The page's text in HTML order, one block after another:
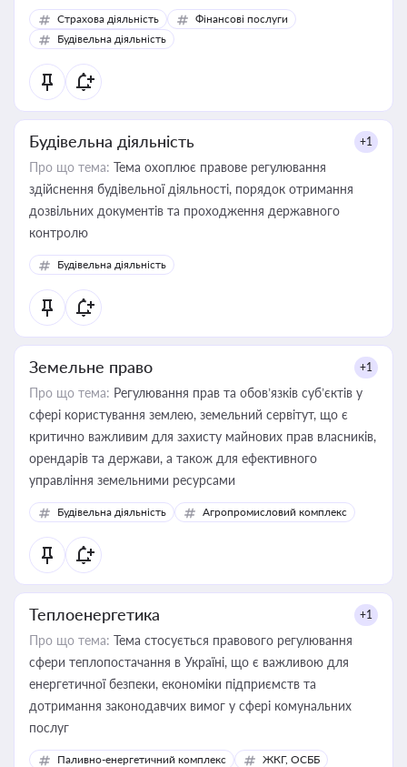
корисне для власника бізнесу, керівника, юриста або
бухгалтера під час оподаткування, приватизації, оренди
державного майна, корпоративних угод і перевірки
статусу суб'єктів оціночної діяльності
Страхова діяльність
Фінансові послуги
Будівельна діяльність
Будівельна діяльність +1
Про що тема: Тема охоплює правове регулювання
здійснення будівельної діяльності, порядок отримання
дозвільних документів та проходження державного
контролю
Будівельна діяльність
Земельне право +1
Про що тема: Регулювання прав та обов’язків суб’єктів у
сфері користування землею, земельний сервітут, що є
критично важливим для захисту майнових прав власників,
орендарів та держави, а також для ефективного
управління земельними ресурсами
Будівельна діяльність Агропромисловий комплекс
Теплоенергетика +1
Про що тема: Тема стосується правового регулювання
сфери теплопостачання в Україні, що є важливою для
енергетичної безпеки, економіки підприємств та
дотримання законодавчих вимог у сфері комунальних
послуг
Паливно-енергетичний комплекс ЖКГ, ОСББ